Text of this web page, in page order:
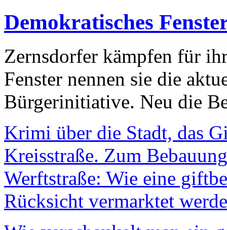
Demokratisches
Zernsdorfer kämpfen für
Fenster nennen sie die
Bürgerinitiative. Neu die
Krimi über die Stadt, das
Kreisstraße. Zum
Werftstraße: Wie eine
Rücksicht vermarktet